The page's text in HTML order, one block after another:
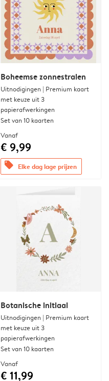
Boheemse zonnestralen
Uitnodigingen | Premium kaart
met keuze uit 3
papierafwerkingen
Set van 10 kaarten
Vanaf
€ 9,99
offers Elke dag lage prijzen
Botanische initiaal
Uitnodigingen | Premium kaart
met keuze uit 3
papierafwerkingen
Set van 10 kaarten
Vanaf
€ 11,99